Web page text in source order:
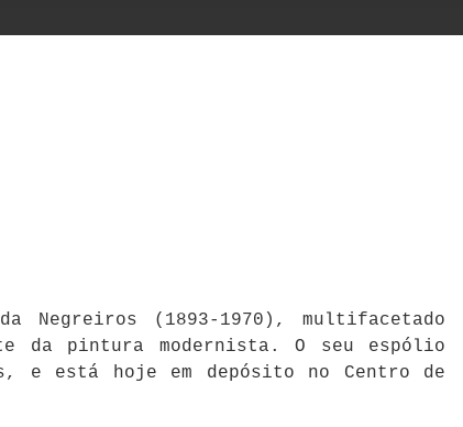
Negreiros (1893-1970), multifacetado
da pintura modernista. O seu espólio
está hoje em depósito no Centro de